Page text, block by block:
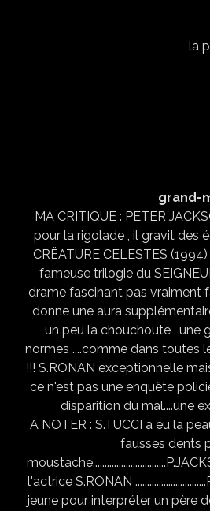
la
grand-
MA CRITIQUE : PETER
pour la rigolade , il gravit des
CRËATURE CELESTES
fameuse trilogie du
drame fascinant pas vraiment
donne une aura
un peu la chouchoute , une
normes ....comme dans toutes
!!! S.RONAN exceptionnelle
ce n'est pas une enquête
disparition du mal....une
A NOTER : S.TUCCI a eu la
fausses dents
l'actrice S.RONAN
jeune pour interpréter un père